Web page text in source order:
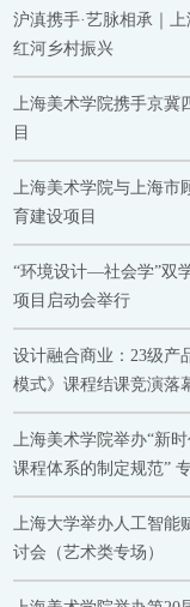
沪滇携手·艺脉相承｜
红河乡村振兴
上海美术学院携手京
目
上海美术学院与上海
育建设项目
“环境设计—社会学”双
项目启动会举行
设计融合商业：23级产
模式》课程结课竞演落
上海美术学院举办“新
课程体系的制定规范”
上海大学举办人工智
讨会（艺术类专场）